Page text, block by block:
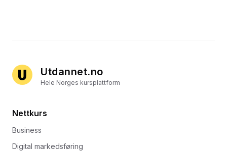
Utdannet.no
Hele Norges kursplattform
Nettkurs
Business
Digital markedsføring